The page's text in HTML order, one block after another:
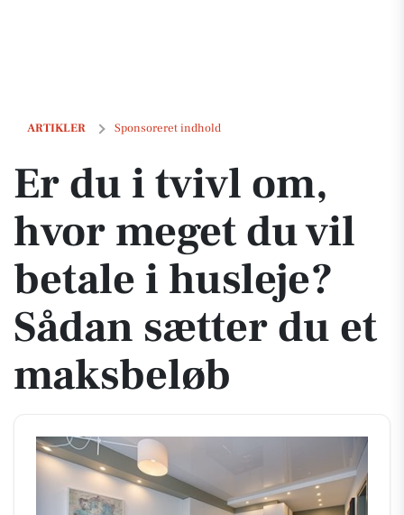
ARTIKLER Sponsoreret indhold
Er du i tvivl om, hvor meget du vil betale i husleje? Sådan sætter du
Er du i tvivl om,
hvor meget du vil
betale i husleje?
Sådan sætter du et
maksbeløb